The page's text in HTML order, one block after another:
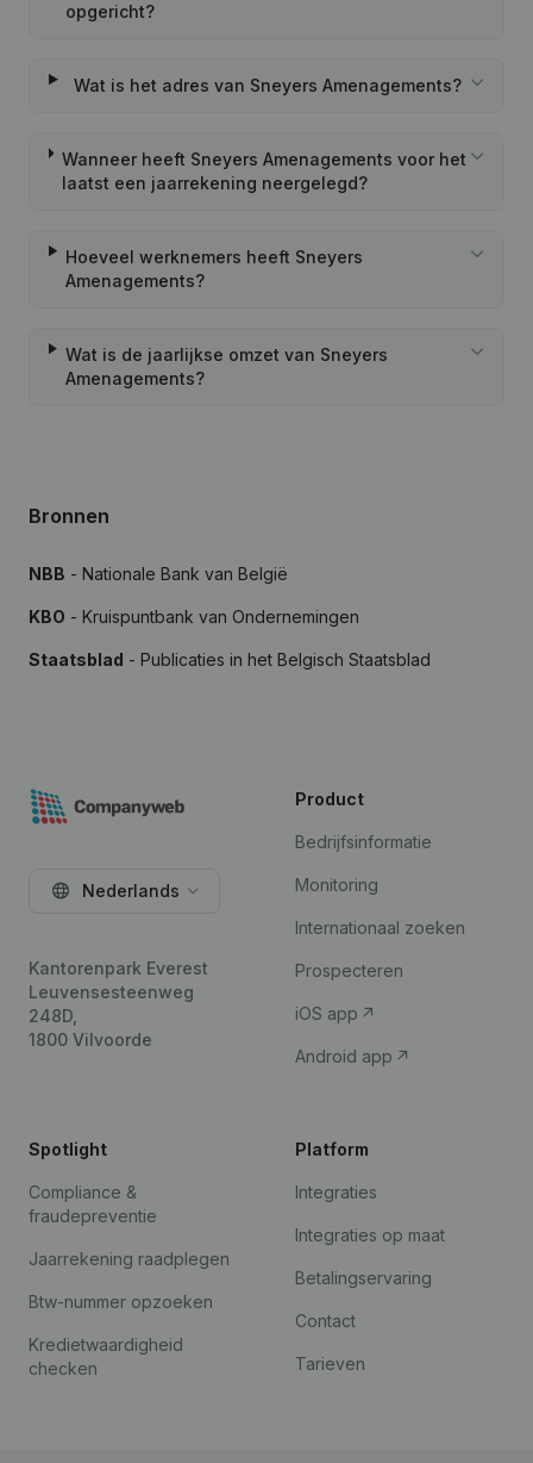
opgericht?
Wat is het adres van Sneyers Amenagements?
Wanneer heeft Sneyers Amenagements voor het
laatst een jaarrekening neergelegd?
Hoeveel werknemers heeft Sneyers
Amenagements?
Wat is de jaarlijkse omzet van Sneyers
Amenagements?
Bronnen
NBB - Nationale Bank van België
KBO - Kruispuntbank van Ondernemingen
Staatsblad - Publicaties in het Belgisch Staatsblad
Nederlands
Kantorenpark Everest
Leuvensesteenweg
248D,
1800 Vilvoorde
Product
Bedrijfsinformatie
Monitoring
Internationaal zoeken
Prospecteren
iOS app
Android app
Spotlight
Compliance &
fraudepreventie
Jaarrekening raadplegen
Btw-nummer opzoeken
Kredietwaardigheid
checken
Platform
Integraties
Integraties op maat
Betalingservaring
Contact
Tarieven